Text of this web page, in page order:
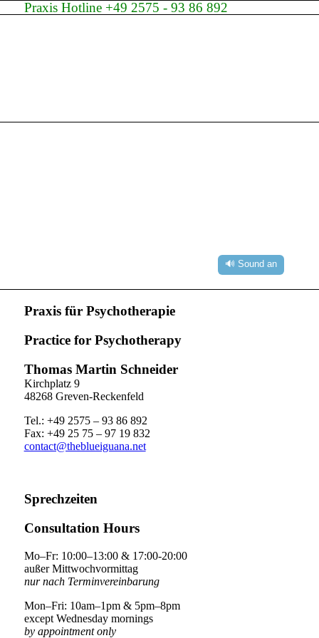
Praxis Hotline +49 2575 - 93 86 892
🔊 Sound an
Praxis für Psychotherapie
Practice for Psychotherapy
Thomas Martin Schneider
Kirchplatz 9
48268 Greven-Reckenfeld
Tel.: +49 2575 – 93 86 892
Fax: +49 25 75 – 97 19 832
contact@theblueiguana.net
Sprechzeiten
Consultation Hours
Mo–Fr: 10:00–13:00 & 17:00-20:00
außer Mittwochvormittag
nur nach Terminvereinbarung
Mon–Fri: 10am–1pm & 5pm–8pm
except Wednesday mornings
by appointment only